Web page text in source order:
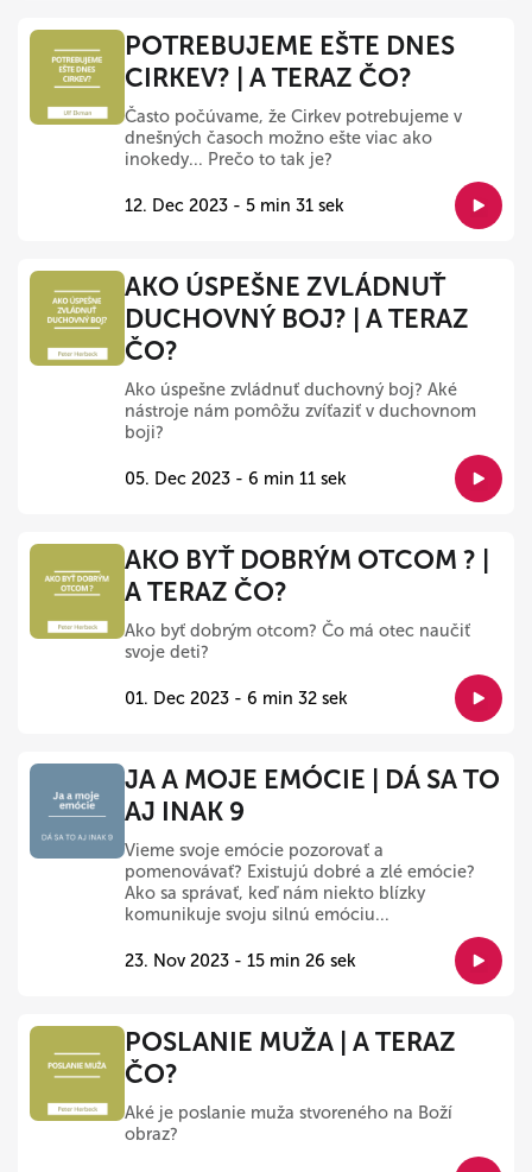
POTREBUJEME EŠTE DNES
CIRKEV? | A TERAZ ČO?
Často počúvame, že Cirkev potrebujeme v
dnešných časoch možno ešte viac ako
inokedy... Prečo to tak je?
12. Dec 2023 - 5 min 31 sek
AKO ÚSPEŠNE ZVLÁDNUŤ
DUCHOVNÝ BOJ? | A TERAZ
ČO?
Ako úspešne zvládnuť duchovný boj? Aké
nástroje nám pomôžu zvíťaziť v duchovnom
boji?
05. Dec 2023 - 6 min 11 sek
AKO BYŤ DOBRÝM OTCOM ? |
A TERAZ ČO?
Ako byť dobrým otcom? Čo má otec naučiť
svoje deti?
01. Dec 2023 - 6 min 32 sek
JA A MOJE EMÓCIE | DÁ SA TO
AJ INAK 9
Vieme svoje emócie pozorovať a
pomenovávať? Existujú dobré a zlé emócie?
Ako sa správať, keď nám niekto blízky
komunikuje svoju silnú emóciu...
23. Nov 2023 - 15 min 26 sek
POSLANIE MUŽA | A TERAZ
ČO?
Aké je poslanie muža stvoreného na Boží
obraz?